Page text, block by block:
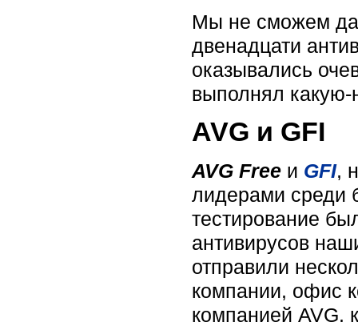
Мы не сможем
двенадцати
оказывались
выполнял какую-
AVG и GFI
AVG Free и GFI,
лидерами среди
тестирование
антивирусов
отправили
компании, офис
компанией AVG,